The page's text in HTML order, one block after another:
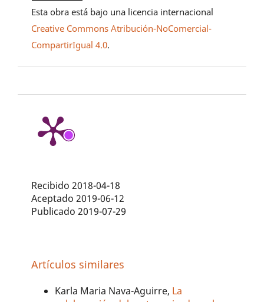
Esta obra está bajo una licencia internacional
Creative Commons Atribución-NoComercial-
CompartirIgual 4.0.
Recibido 2018-04-18
Aceptado 2019-06-12
Publicado 2019-07-29
Artículos similares
Karla Maria Nava-Aguirre, La